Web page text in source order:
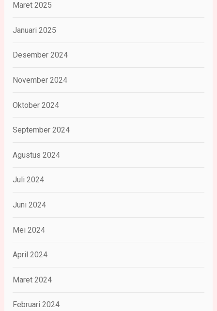
Maret 2025
Januari 2025
Desember 2024
November 2024
Oktober 2024
September 2024
Agustus 2024
Juli 2024
Juni 2024
Mei 2024
April 2024
Maret 2024
Februari 2024